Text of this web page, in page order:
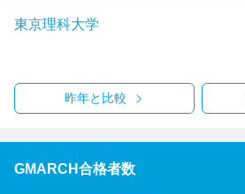
東京理科大学
昨年と比較
GMARCH合格者数